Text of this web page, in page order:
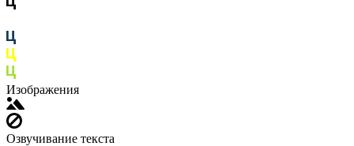
Изображения
Озвучивание текста